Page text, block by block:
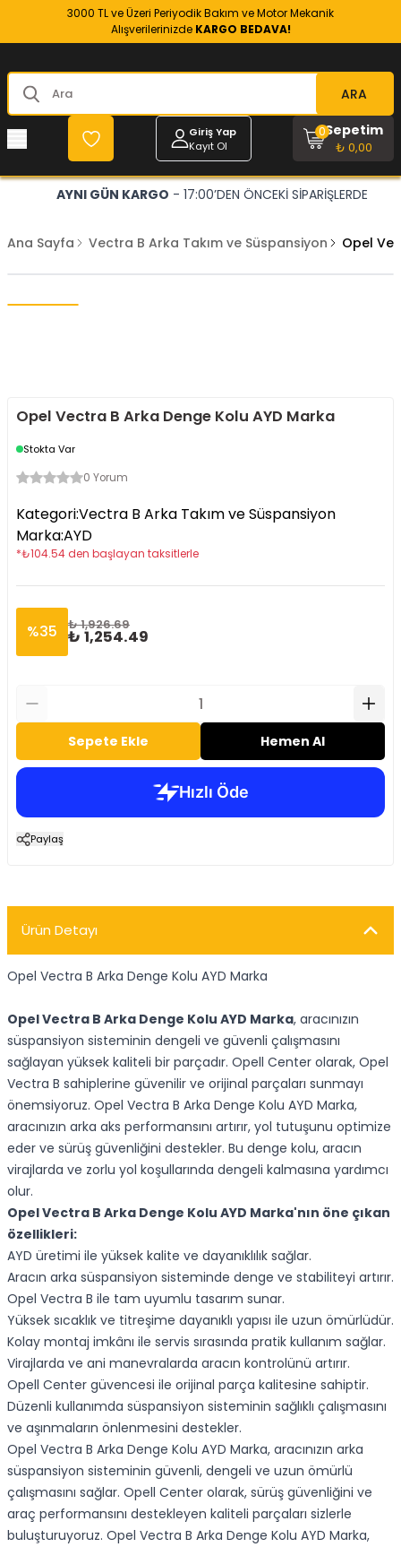
3000 TL ve Üzeri Periyodik Bakım ve Motor Mekanik
Alışverilerinizde KARGO BEDAVA!
ARA
Giriş Yap
Kayıt Ol
Sepetim
₺ 0,00
0
AYNI GÜN KARGO - 17:00’DEN ÖNCEKİ SİPARİŞLERDE
Ana Sayfa Vectra B Arka Takım ve Süspansiyon Opel
Opel Vectra B Arka Denge Kolu AYD Marka
Stokta Var
0 Yorum
Kategori:Vectra B Arka Takım ve Süspansiyon
Marka:AYD
*₺104.54 den başlayan taksitlerle
%35 ₺ 1,926.69
₺ 1,254.49
Sepete Ekle Hemen Al
Paylaş
Ürün Detayı
Opel Vectra B Arka Denge Kolu AYD Marka
Opel Vectra B Arka Denge Kolu AYD Marka, aracınızın
süspansiyon sisteminin dengeli ve güvenli çalışmasını
sağlayan yüksek kaliteli bir parçadır. Opell Center olarak, Opel
Vectra B sahiplerine güvenilir ve orijinal parçaları sunmayı
önemsiyoruz. Opel Vectra B Arka Denge Kolu AYD Marka,
aracınızın arka aks performansını artırır, yol tutuşunu optimize
eder ve sürüş güvenliğini destekler. Bu denge kolu, aracın
virajlarda ve zorlu yol koşullarında dengeli kalmasına yardımcı
olur.
Opel Vectra B Arka Denge Kolu AYD Marka'nın öne çıkan
özellikleri:
AYD üretimi ile yüksek kalite ve dayanıklılık sağlar.
Aracın arka süspansiyon sisteminde denge ve stabiliteyi artırır.
Opel Vectra B ile tam uyumlu tasarım sunar.
Yüksek sıcaklık ve titreşime dayanıklı yapısı ile uzun ömürlüdür.
Kolay montaj imkânı ile servis sırasında pratik kullanım sağlar.
Virajlarda ve ani manevralarda aracın kontrolünü artırır.
Opell Center güvencesi ile orijinal parça kalitesine sahiptir.
Düzenli kullanımda süspansiyon sisteminin sağlıklı çalışmasını
ve aşınmaların önlenmesini destekler.
Opel Vectra B Arka Denge Kolu AYD Marka, aracınızın arka
süspansiyon sisteminin güvenli, dengeli ve uzun ömürlü
çalışmasını sağlar. Opell Center olarak, sürüş güvenliğini ve
araç performansını destekleyen kaliteli parçaları sizlerle
buluşturuyoruz. Opel Vectra B Arka Denge Kolu AYD Marka,